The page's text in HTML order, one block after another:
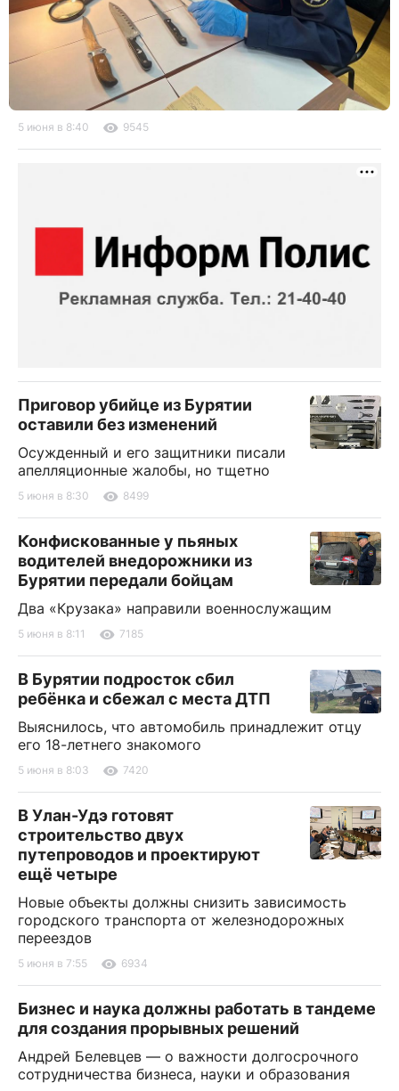
5 июня в 8:40 9545
Приговор убийце из Бурятии
оставили без изменений
Осужденный и его защитники писали
апелляционные жалобы, но тщетно
5 июня в 8:30 8499
Конфискованные у пьяных
водителей внедорожники из
Бурятии передали бойцам
Два «Крузака» направили военнослужащим
5 июня в 8:11 7185
В Бурятии подросток сбил
ребёнка и сбежал с места ДТП
Выяснилось, что автомобиль принадлежит отцу
его 18-летнего знакомого
5 июня в 8:03 7420
В Улан-Удэ готовят
строительство двух
путепроводов и проектируют
ещё четыре
Новые объекты должны снизить зависимость
городского транспорта от железнодорожных
переездов
5 июня в 7:55 6934
Бизнес и наука должны работать в тандеме
для создания прорывных решений
Андрей Белевцев — о важности долгосрочного
сотрудничества бизнеса, науки и образования